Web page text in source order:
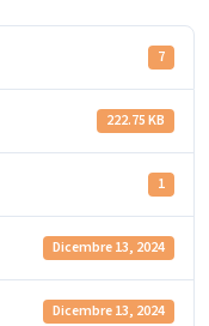
7
222.75 KB
1
Dicembre 13, 2024
Dicembre 13, 2024